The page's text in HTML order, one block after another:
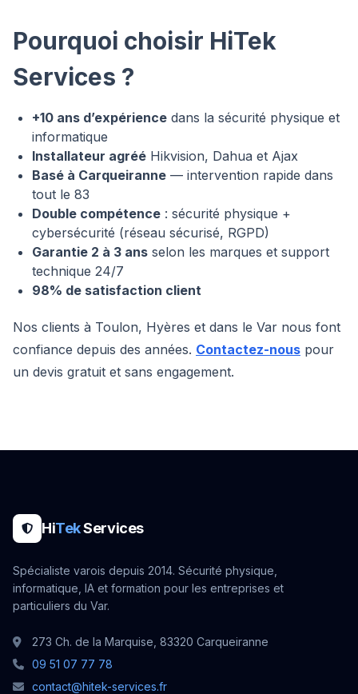
Pourquoi choisir HiTek
Services ?
+10 ans d’expérience dans la sécurité physique et
informatique
Installateur agréé Hikvision, Dahua et Ajax
Basé à Carqueiranne — intervention rapide dans
tout le 83
Double compétence : sécurité physique +
cybersécurité (réseau sécurisé, RGPD)
Garantie 2 à 3 ans selon les marques et support
technique 24/7
98% de satisfaction client
Nos clients à Toulon, Hyères et dans le Var nous font
confiance depuis des années. Contactez-nous pour
un devis gratuit et sans engagement.
HiTekServices
Spécialiste varois depuis 2014. Sécurité physique,
informatique, IA et formation pour les entreprises et
particuliers du Var.
273 Ch. de la Marquise, 83320 Carqueiranne
09 51 07 77 78
contact@hitek-services.fr